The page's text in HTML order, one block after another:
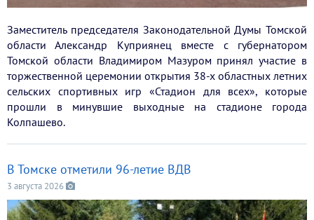
Заместитель председателя Законодательной Думы Томской
области Александр Куприянец вместе с губернатором
Томской области Владимиром Мазуром принял участие в
торжественной церемонии открытия 38-х областных летних
сельских спортивных игр «Стадион для всех», которые
прошли в минувшие выходные на стадионе города
Колпашево.
В Томске отметили 96-летие ВДВ
3 августа 2026